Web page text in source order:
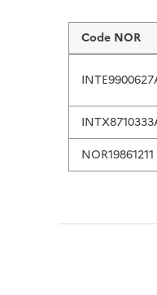
Liste de
Code NOR
NOR19861211